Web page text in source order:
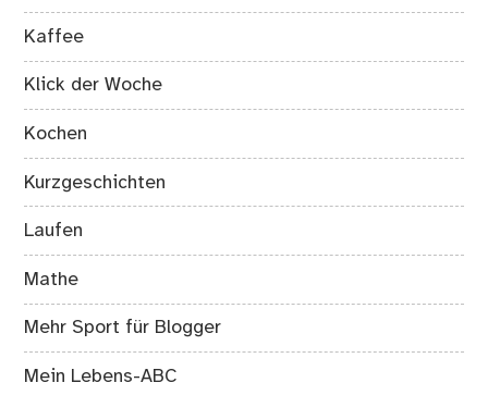
Kaffee
Klick der Woche
Kochen
Kurzgeschichten
Laufen
Mathe
Mehr Sport für Blogger
Mein Lebens-ABC